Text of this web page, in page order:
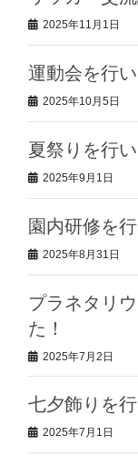
2025年11月1日
運動会を行い
2025年10月5日
夏祭りを行い
2025年9月1日
園内研修を
2025年8月31日
プラネタリ
た！
2025年7月2日
七夕飾りを行
2025年7月1日